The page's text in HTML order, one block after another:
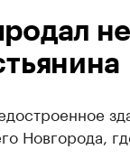
Новгорода,